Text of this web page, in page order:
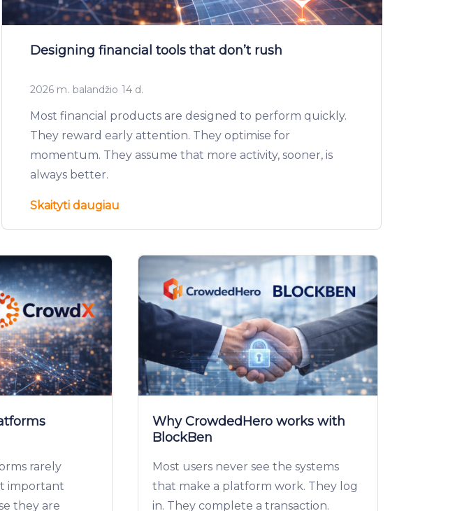
Designing financial tools that don’t rush
2026 m. balandžio 14 d.
Most financial products are designed to perform quickly.
They reward early attention. They optimise for
momentum. They assume that more activity, sooner, is
always better.
Skaityti daugiau
rarely
important
they are
Why CrowdedHero works with
BlockBen
Most users never see the systems
that make a platform work. They log
in. They complete a transaction.